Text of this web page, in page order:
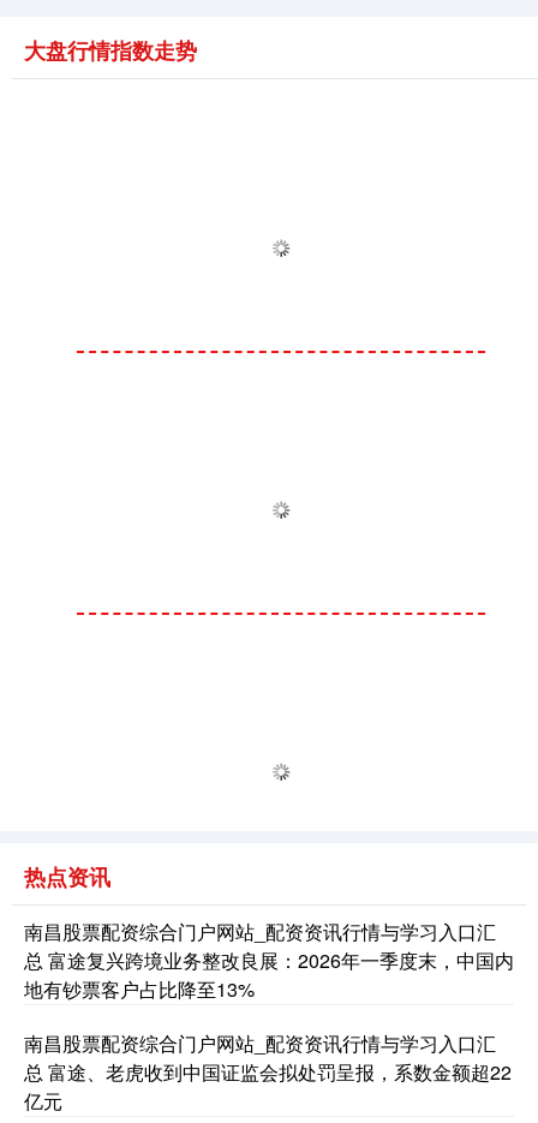
大盘行情指数走势
热点资讯
南昌股票配资综合门户网站_配资资讯行情与学习入口汇
总 富途复兴跨境业务整改良展：2026年一季度末，中国内
地有钞票客户占比降至13%
南昌股票配资综合门户网站_配资资讯行情与学习入口汇
总 富途、老虎收到中国证监会拟处罚呈报，系数金额超22
亿元